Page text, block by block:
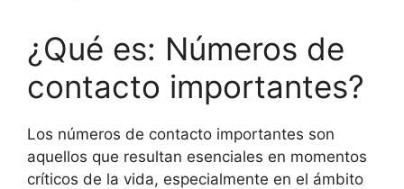
¿Qué es: Números de
contacto importantes?
Los números de contacto importantes son
aquellos que resultan esenciales en momentos
críticos de la vida, especialmente en el ámbito